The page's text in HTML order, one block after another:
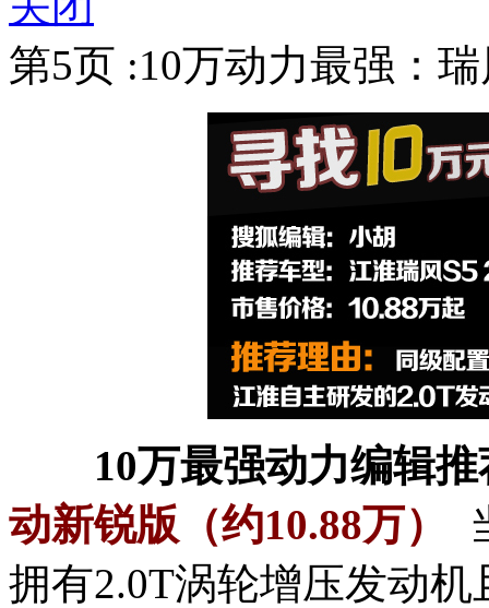
第5页 :10万动力最强：
10万最强动力编辑
动新锐版（约10.88万）
拥有2.0T涡轮增压发动